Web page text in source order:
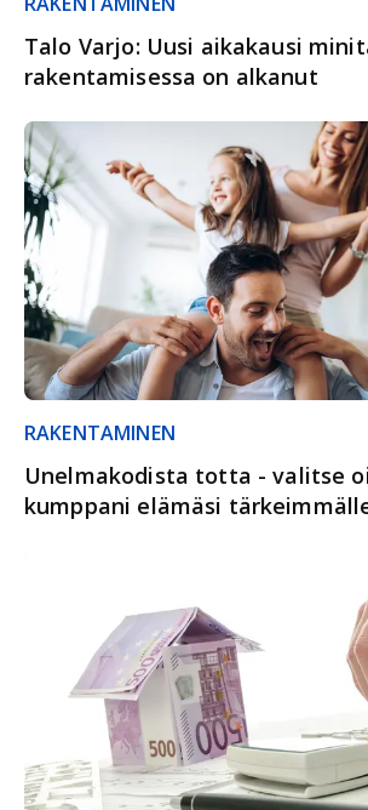
Talo Varjo: Uusi aikakausi
rakentamisessa on alkanut
RAKENTAMINEN
Unelmakodista totta - valitse
kumppani elämäsi